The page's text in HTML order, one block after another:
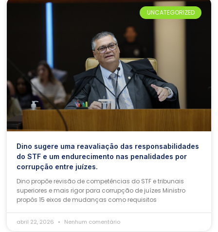
UNCATEGORIZED
Dino sugere uma reavaliação das responsabilidades
do STF e um endurecimento nas penalidades por
corrupção entre juízes.
Dino propõe revisão de competências do STF e tribunais
superiores e mais rigor para corrupção de juízes Ministro
propôs 15 eixos de mudanças como requisitos
abril 22, 2026 Nenhum comentário